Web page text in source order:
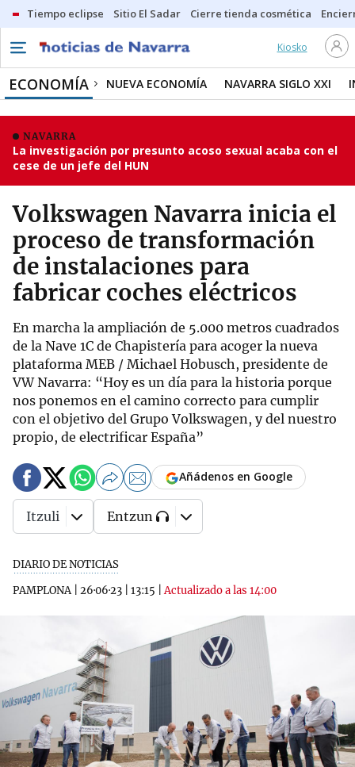
Tiempo eclipse Sitio El Sadar Cierre tienda cosmética
Kiosko
ECONOMÍA NUEVA ECONOMÍA NAVARRA SIGLO XXI
NAVARRA
La investigación por presunto acoso sexual acaba con el
cese de un jefe del HUN
Volkswagen Navarra inicia el
proceso de transformación
de instalaciones para
fabricar coches eléctricos
En marcha la ampliación de 5.000 metros cuadrados
de la Nave 1C de Chapistería para acoger la nueva
plataforma MEB / Michael Hobusch, presidente de
VW Navarra: “Hoy es un día para la historia porque
nos ponemos en el camino correcto para cumplir
con el objetivo del Grupo Volkswagen, y del nuestro
propio, de electrificar España”
DIARIO DE NOTICIAS
PAMPLONA| 26·06·23 13:15 |Actualizado a las 14:00
Añádenos en Google
Itzuli Entzun